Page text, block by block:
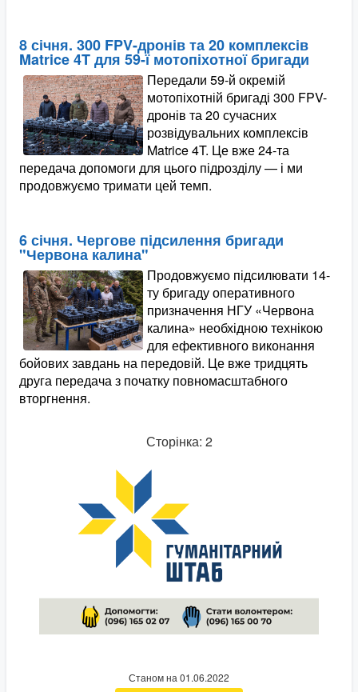
8 січня. 300 FPV-дронів та 20 комплексів
Matrice 4T для 59-ї мотопіхотної бригади
Передали 59-й окремій
мотопіхотній бригаді 300 FPV-
дронів та 20 сучасних
розвідувальних комплексів
Matrice 4T. Це вже 24-та
передача допомоги для цього підрозділу — і ми
продовжуємо тримати цей темп.
6 січня. Чергове підсилення бригади
"Червона калина"
Продовжуємо підсилювати 14-
ту бригаду оперативного
призначення НГУ «Червона
калина» необхідною технікою
для ефективного виконання
бойових завдань на передовій. Це вже тридцять
друга передача з початку повномасштабного
вторгнення.
Сторінка: 2
Станом на 01.06.2022